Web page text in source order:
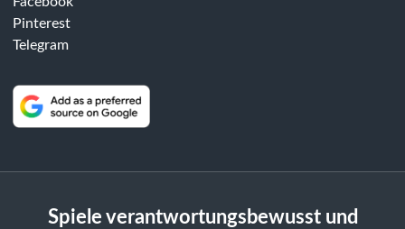
Pinterest
Telegram
Spiele verantwortungsbewusst und